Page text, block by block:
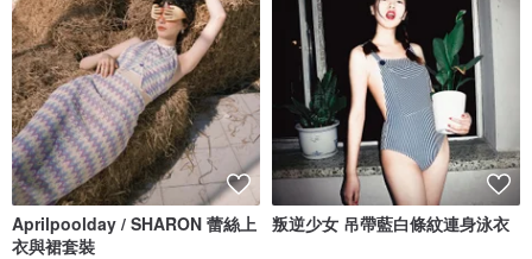
Aprilpoolday / SHARON 蕾絲上
衣與裙套裝
叛逆少女 吊帶藍白條紋連身泳衣